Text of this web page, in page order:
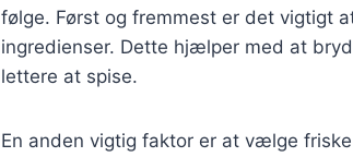
følge. Først og fremmest er det vigtigt
ingredienser. Dette hjælper med at
lettere at spise.
En anden vigtig faktor er at vælge